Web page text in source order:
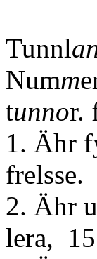
Tunnl
Numm
tunnor.
1. Ähr
frelsse.
2. Ähr
lera, 15